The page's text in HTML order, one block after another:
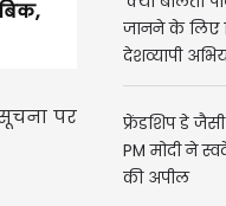
पर
जानने के लिए
देशव्यापी
फ्रेंडशिप डे
PM मोदी ने
की अपील